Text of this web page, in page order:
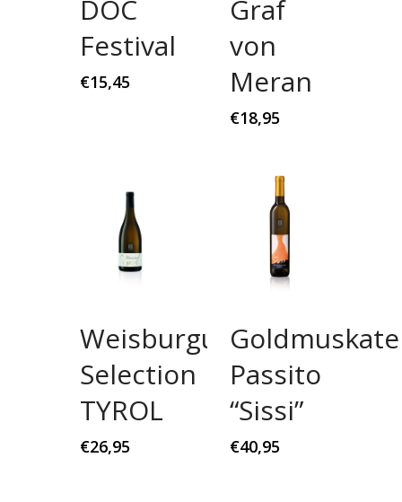
DOC
Festival
€15,45
Graf
von
Meran
€18,95
Weisburgunder
Selection
TYROL
€26,95
Passito
“Sissi”
€40,95